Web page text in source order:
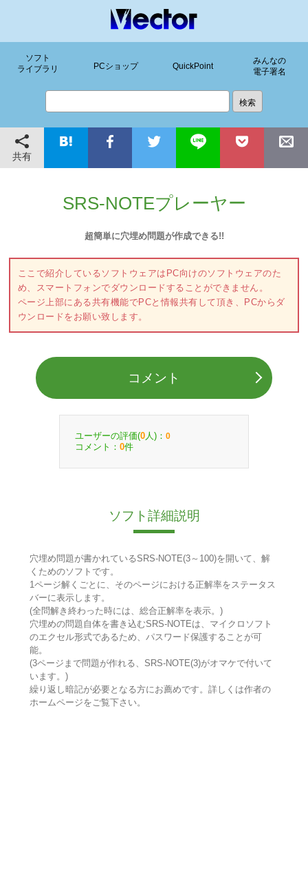
ソフト
ライブラリ
PCショップ QuickPoint
みんなの
電子署名
共有
SRS-NOTEプレーヤー
超簡単に穴埋め問題が作成できる!!
ここで紹介しているソフトウェアはPC向けのソフトウェアのた
め、スマートフォンでダウンロードすることができません。
ページ上部にある共有機能でPCと情報共有して頂き、PCからダ
ウンロードをお願い致します。
コメント
ユーザーの評価(0 人)： 0
コメント： 0件
ソフト詳細説明
穴埋め問題が書かれているSRS-NOTE(3～100)を開いて、解
くためのソフトです。
1ページ解くごとに、そのページにおける正解率をステータス
バーに表示します。
(全問解き終わった時には、総合正解率を表示。)
穴埋めの問題自体を書き込むSRS-NOTEは、マイクロソフト
のエクセル形式であるため、パスワード保護することが可
能。
(3ページまで問題が作れる、SRS-NOTE(3)がオマケで付いて
います。)
繰り返し暗記が必要となる方にお薦めです。詳しくは作者の
ホームページをご覧下さい。